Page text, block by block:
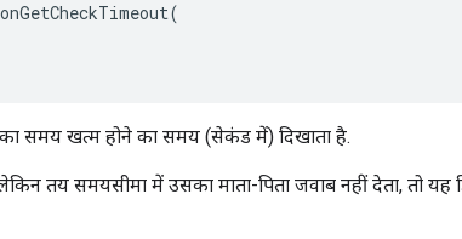
(
समय खत्म होने का समय (सेकंड में) दिखाता है.
तय समयसीमा में उसका माता-पिता जवाब नहीं देता, तो